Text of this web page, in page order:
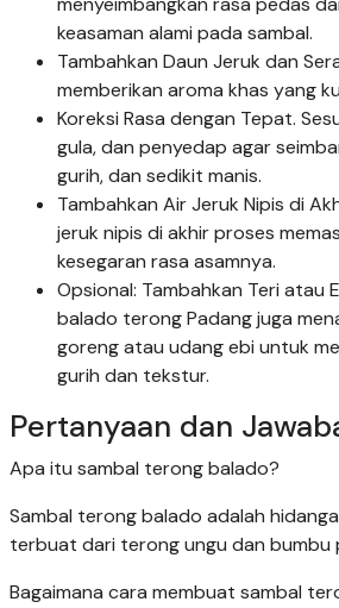
keasaman alami pada sambal.
Tambahkan Daun Jeruk dan
memberikan aroma khas yang
Koreksi Rasa dengan Tepat.
gula, dan penyedap agar
gurih, dan sedikit manis.
Tambahkan Air Jeruk Nipis di
jeruk nipis di akhir proses
kesegaran rasa asamnya.
Opsional: Tambahkan Teri atau
balado terong Padang juga
goreng atau udang ebi untuk
gurih dan tekstur.
Pertanyaan dan
Apa itu sambal terong balado?
Sambal terong balado adalah
terbuat dari terong ungu dan bumbu
Bagaimana cara membuat sambal